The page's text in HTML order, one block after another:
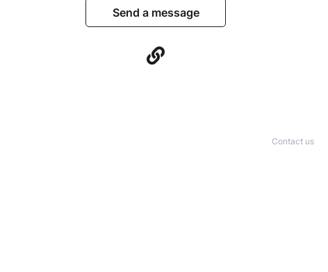
Send a message
Contact us